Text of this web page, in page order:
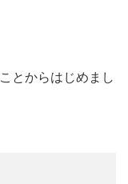
ことからはじめまし